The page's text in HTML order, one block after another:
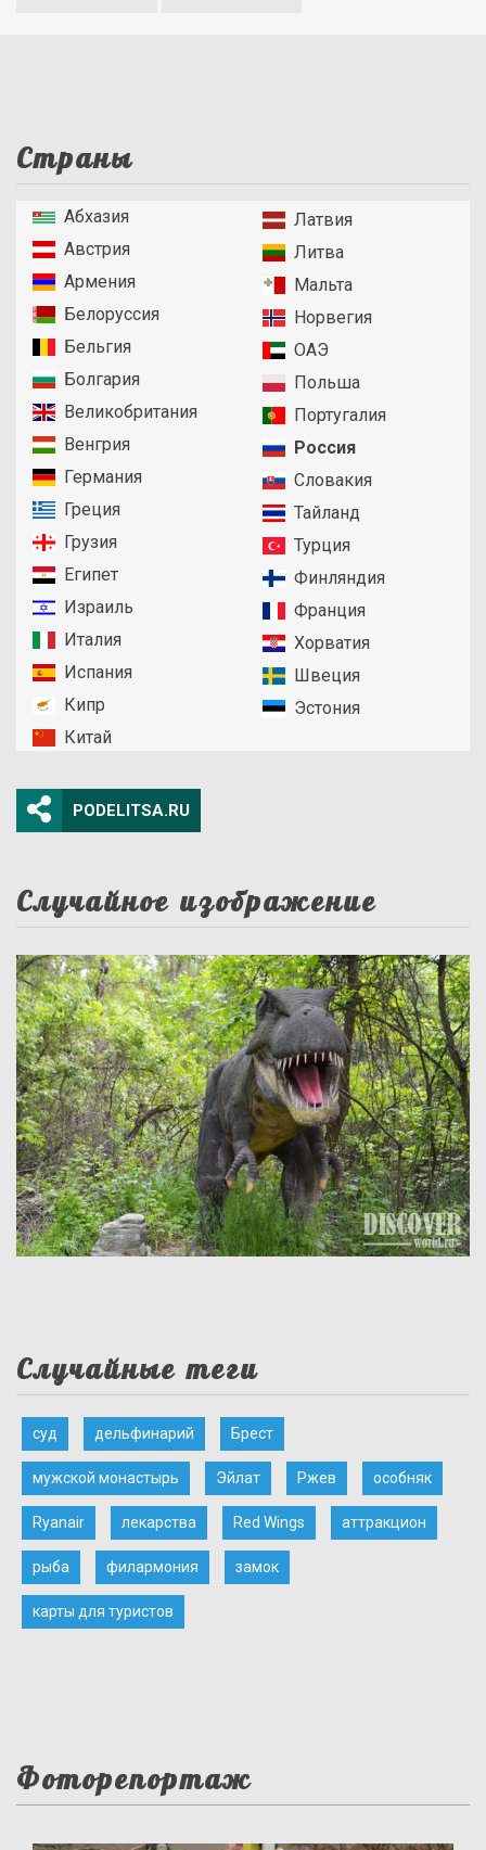
Страны
Абхазия
Австрия
Армения
Белоруссия
Бельгия
Болгария
Великобритания
Венгрия
Германия
Греция
Грузия
Египет
Израиль
Италия
Испания
Кипр
Китай
Латвия
Литва
Мальта
Норвегия
ОАЭ
Польша
Португалия
Россия
Словакия
Тайланд
Турция
Финляндия
Франция
Хорватия
Швеция
Эстония
PODELITSA.RU
Случайное изображение
Случайные теги
суд дельфинарий Брест
мужской монастырь Эйлат Ржев особняк
Ryanair лекарства Red Wings аттракцион
рыба филармония замок
карты для туристов
Фоторепортаж